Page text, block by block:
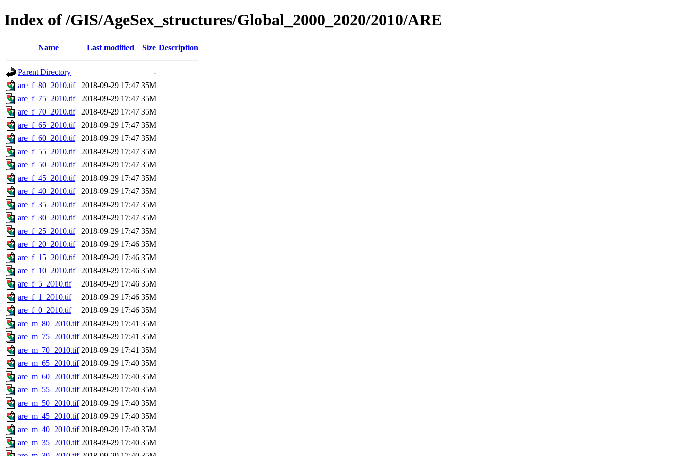
Index of /GIS/AgeSex_structures/Global_2000_2020/2010/ARE
Name Last modified Size Description
Parent Directory
-
are_f_80_2010.tif
2018-09-29 17:47 35M
are_f_75_2010.tif
2018-09-29 17:47 35M
are_f_70_2010.tif
2018-09-29 17:47 35M
are_f_65_2010.tif
2018-09-29 17:47 35M
are_f_60_2010.tif
2018-09-29 17:47 35M
are_f_55_2010.tif
2018-09-29 17:47 35M
are_f_50_2010.tif
2018-09-29 17:47 35M
are_f_45_2010.tif
2018-09-29 17:47 35M
are_f_40_2010.tif
2018-09-29 17:47 35M
are_f_35_2010.tif
2018-09-29 17:47 35M
are_f_30_2010.tif
2018-09-29 17:47 35M
are_f_25_2010.tif
2018-09-29 17:47 35M
are_f_20_2010.tif
2018-09-29 17:46 35M
are_f_15_2010.tif
2018-09-29 17:46 35M
are_f_10_2010.tif
2018-09-29 17:46 35M
are_f_5_2010.tif
2018-09-29 17:46 35M
are_f_1_2010.tif
2018-09-29 17:46 35M
are_f_0_2010.tif
2018-09-29 17:46 35M
are_m_80_2010.tif 2018-09-29 17:41 35M
are_m_75_2010.tif 2018-09-29 17:41 35M
are_m_70_2010.tif 2018-09-29 17:41 35M
are_m_65_2010.tif 2018-09-29 17:40 35M
are_m_60_2010.tif 2018-09-29 17:40 35M
are_m_55_2010.tif 2018-09-29 17:40 35M
are_m_50_2010.tif 2018-09-29 17:40 35M
are_m_45_2010.tif 2018-09-29 17:40 35M
are_m_40_2010.tif 2018-09-29 17:40 35M
are_m_35_2010.tif 2018-09-29 17:40 35M